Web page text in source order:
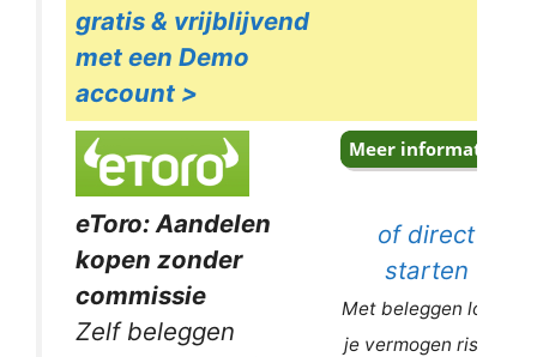
gratis & vrijblijvend
met een Demo
account >
eToro: Aandelen
kopen zonder
commissie
Zelf beleggen
of direct
starten
Met beleggen loopt
je vermogen risico.